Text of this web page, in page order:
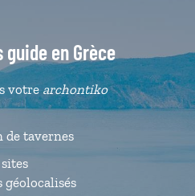
en Grèce
votre archontiko
de tavernes
géolocalisés